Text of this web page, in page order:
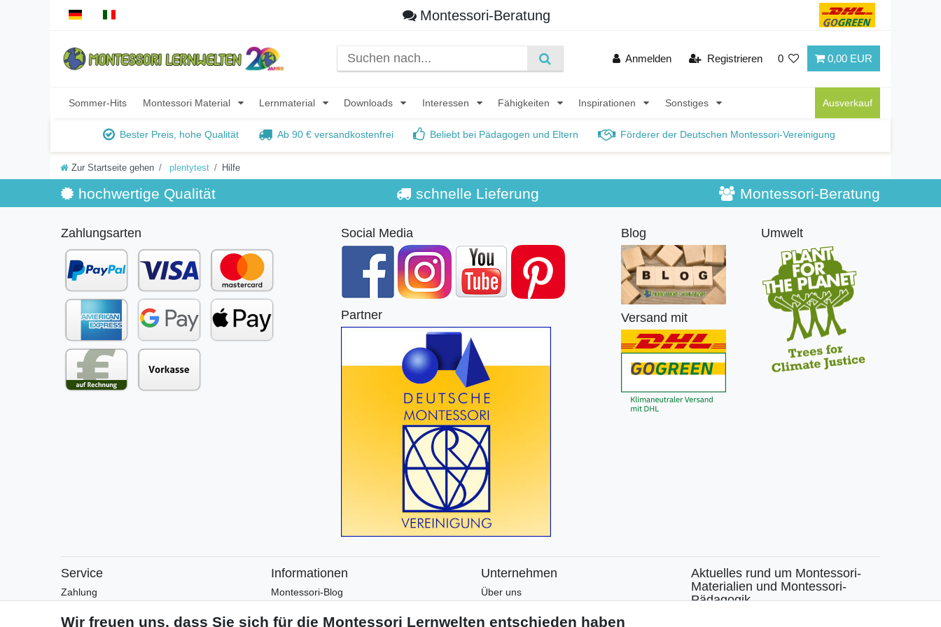
Montessori-Beratung
Anmelden Registrieren 0 0,00 EUR
Sommer-Hits Montessori Material Lernmaterial Downloads Interessen Fähigkeiten Inspirationen Sonstiges Ausverkauf
Bester Preis, hohe Qualität Ab 90 € versandkostenfrei Beliebt bei Pädagogen und Eltern Förderer der Deutschen Montessori-Vereinigung
Zur Startseite gehen plentytest Hilfe
hochwertige Qualität schnelle Lieferung Montessori-Beratung
Zahlungsarten Social Media
Partner
Blog
Versand mit
Umwelt
Service
Zahlung
Rückgabe
Informationen
Montessori-Blog
Arbeitsblätter
Unternehmen
Über uns
Partnerprogramm
Aktuelles rund um Montessori-
Materialien und Montessori-
Pädagogik.